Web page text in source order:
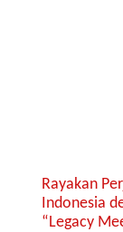
Rayakan
Indonesia
“Legacy